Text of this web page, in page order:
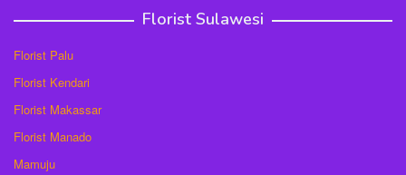
Florist Sulawesi
Florist Palu
Florist Kendari
Florist Makassar
Florist Manado
Mamuju